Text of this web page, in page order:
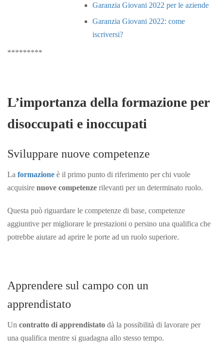
Garanzia Giovani 2022 per le aziende
Garanzia Giovani 2022: come
iscriversi?
*********
L’importanza della formazione per
disoccupati e inoccupati
Sviluppare nuove competenze
La formazione è il primo punto di riferimento per chi vuole
acquisire nuove competenze rilevanti per un determinato ruolo.
Questa può riguardare le competenze di base, competenze
aggiuntive per migliorare le prestazioni o persino una qualifica che
potrebbe aiutare ad aprire le porte ad un ruolo superiore.
Apprendere sul campo con un
apprendistato
Un contratto di apprendistato dà la possibilità di lavorare per
una qualifica mentre si guadagna allo stesso tempo.